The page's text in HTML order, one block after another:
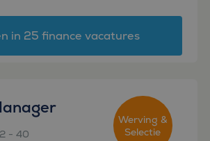
in 25 finance vacatures
- 40
Werving &
Selectie